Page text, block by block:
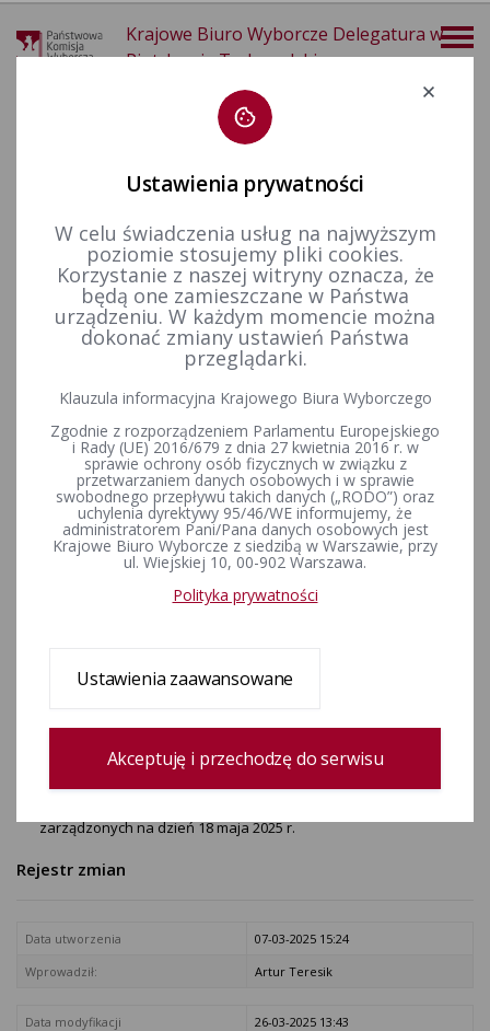
Krajowe Biuro Wyborcze Delegatura w
Piotrkowie Trybunalskim
Okręgi wyborcze i obwody głosowania Postanowienie Nr 32/2025 Komisarza Wyborczego w Piotrkowie Trybunalskim z dnia 7 marca 2025 r. w sprawie utworzenia odrębnych obwodów głosowania w Gminie Przedbórz w wyborach Prezydenta Rzeczypospolitej Polskiej zarządzonych na dzień 18 maja 2025 r.
Postanowienie Nr 32/2025
Komisarza Wyborczego w
Piotrkowie Trybunalskim z
dnia 7 marca 2025 r. w sprawie
utworzenia odrębnych
obwodów głosowania w
Gminie Przedbórz w wyborach
Polskiej zarządzonych na dzień
18 maja 2025 r.
Piotrkowie Trybunalskim z dnia 7 marca 2025 r. w sprawie
utworzenia odrębnych obwodów głosowania w Gminie
zarządzonych na dzień 18 maja 2025 r.
Rejestr zmian
Data utworzenia
07-03-2025 15:24
Wprowadził:
Artur Teresik
Data modyfikacji
26-03-2025 13:43
Ustawienia prywatności
W celu świadczenia usług na najwyższym
poziomie stosujemy pliki cookies.
Korzystanie z naszej witryny oznacza, że
będą one zamieszczane w Państwa
urządzeniu. W każdym momencie można
dokonać zmiany ustawień Państwa
przeglądarki.
Klauzula informacyjna Krajowego Biura Wyborczego
Zgodnie z rozporządzeniem Parlamentu Europejskiego
i Rady (UE) 2016/679 z dnia 27 kwietnia 2016 r. w
sprawie ochrony osób fizycznych w związku z
przetwarzaniem danych osobowych i w sprawie
swobodnego przepływu takich danych („RODO”) oraz
uchylenia dyrektywy 95/46/WE informujemy, że
administratorem Pani/Pana danych osobowych jest
Krajowe Biuro Wyborcze z siedzibą w Warszawie, przy
ul. Wiejskiej 10, 00-902 Warszawa.
Polityka prywatności
Ustawienia zaawansowane
Akceptuję i przechodzę do serwisu